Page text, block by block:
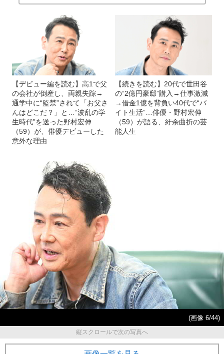
【デビュー編を読む】高1で父
の会社が倒産し、両親失踪→
通学中に“監禁”されて「お父さ
んはどこだ？」と…“波乱の学
生時代”を送った野村宏伸
（59）が、俳優デビューした
意外な理由
【続きを読む】20代で世田谷
の“2億円豪邸”購入→仕事激減
→借金1億を背負い40代で“バ
イト生活”…俳優・野村宏伸
（59）が語る、紆余曲折の芸
能人生
(画像 6/44)
縦スクロールで次の写真へ